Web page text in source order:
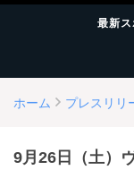
最新
ホーム プレスリリ
9月26日（土）